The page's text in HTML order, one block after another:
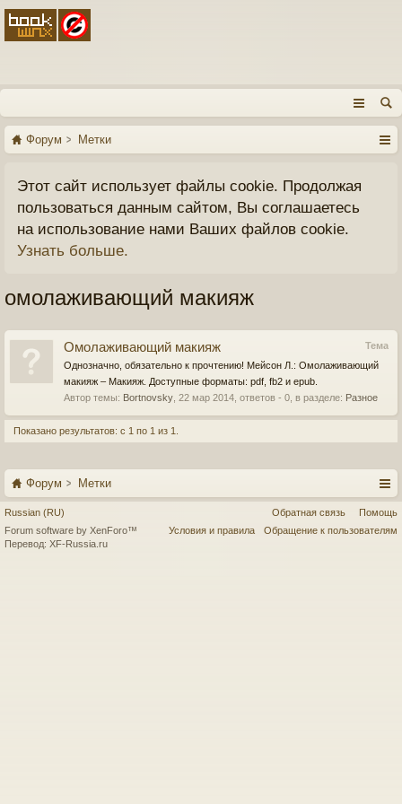
Форум Метки
Этот сайт использует файлы cookie. Продолжая
пользоваться данным сайтом, Вы соглашаетесь
на использование нами Ваших файлов cookie.
Узнать больше.
омолаживающий макияж
Тема
Омолаживающий макияж
Однозначно, обязательно к прочтению! Мейсон Л.: Омолаживающий
макияж – Макияж. Доступные форматы: pdf, fb2 и epub.
Автор темы: Bortnovsky 22 мар 2014 , ответов - 0, в разделе: Разное
Показано результатов: с 1 по 1 из 1.
Форум Метки
Russian (RU) Обратная связь
Помощь
Условия и правила
Обращение к пользователям
Forum software by XenForo™
Перевод: XF-Russia.ru